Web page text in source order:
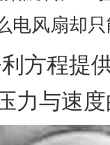
方程提
力与速